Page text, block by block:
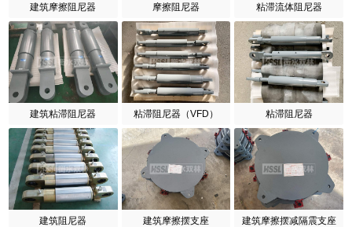
建筑摩擦阻尼器 摩擦阻尼器 粘滞流体阻尼器
建筑粘滞阻尼器 粘滞阻尼器（VFD） 粘滞阻尼器
建筑阻尼器 建筑摩擦摆支座 建筑摩擦摆减隔震支座